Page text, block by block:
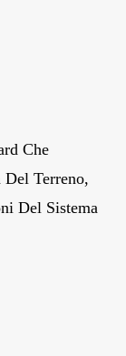
Che
Del Terreno,
Del Sistema